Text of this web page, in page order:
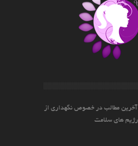
آخرین مطالب در خصوص نگهداری از
رژیم های سلامت